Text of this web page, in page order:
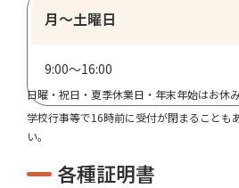
月〜土曜日
9:00〜16:00
日曜・祝日・夏季休業日・年末年始はお休み
学校行事等で16時前に受付が閉まることも
い。
各種証明書